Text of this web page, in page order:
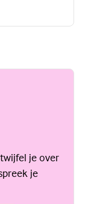
je over
je